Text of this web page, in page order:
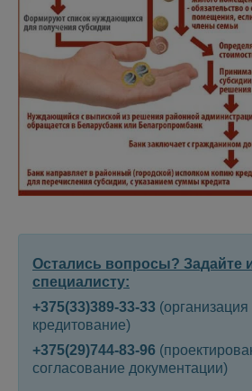
Остались вопросы? Задайте
специалисту:
+375(33)389-33-33 (организация
кредитование)
+375(29)744-83-96
согласование документации)